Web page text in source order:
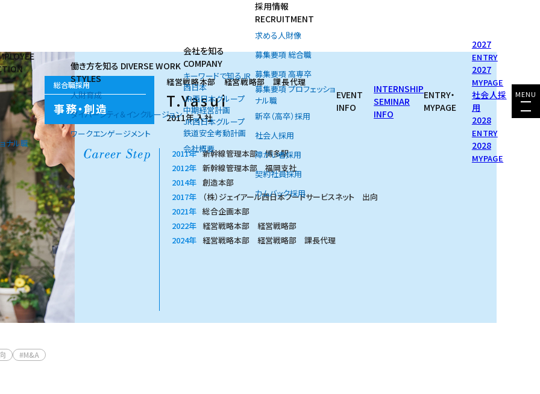
ナル職
働き方を知る DIVERSE WORK
STYLES
人財育成
ダイバーシティ＆インクルージョン
ワークエンゲージメント
会社を知る
COMPANY
キーワードで知るJR
西日本
JR西日本グループ
中期経営計画
JR西日本グループ
鉄道安全考動計画
会社概要
採用情報
RECRUITMENT
求める人財像
募集要項 総合職
募集要項 高専卒
募集要項 プロフェッショ
ナル職
新卒（高卒）採用
社会人採用
障がい者採用
契約社員採用
カムバック採用
EVENT
INFO
INTERNSHIP
SEMINAR
INFO
ENTRY・
MYPAGE
2027
ENTRY
2027
MYPAGE
社会人採
用
2028
ENTRY
2028
MYPAGE
MENU
総合職採用
事務・創造
経営戦略本部 経営戦略部 課長代理
T.Yasui
2011年 入社
Career Step
2011年 新幹線管理本部 博多駅
2012年 新幹線管理本部 福岡支社
2014年 創造本部
2017年
（株）ジェイアール西日本フードサービスネット 出向
2021年 総合企画本部
2022年 経営戦略本部 経営戦略部
2024年 経営戦略本部 経営戦略部 課長代理
#M&A